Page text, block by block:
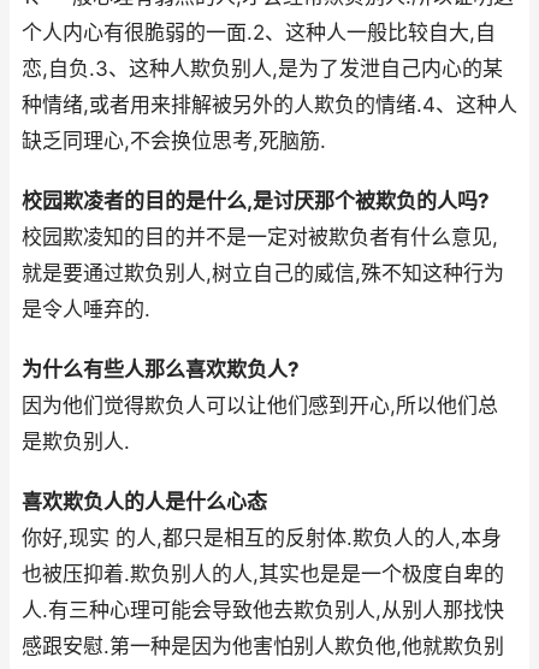
个人内心有很脆弱的一面.2、这种人一般比较自大,自
恋,自负.3、这种人欺负别人,是为了发泄自己内心的某
种情绪,或者用来排解被另外的人欺负的情绪.4、这种人
缺乏同理心,不会换位思考,死脑筋.
校园欺凌者的目的是什么,是讨厌那个被欺负的人吗?
校园欺凌知的目的并不是一定对被欺负者有什么意见,
就是要通过欺负别人,树立自己的威信,殊不知这种行为
是令人唾弃的.
为什么有些人那么喜欢欺负人?
因为他们觉得欺负人可以让他们感到开心,所以他们总
是欺负别人.
喜欢欺负人的人是什么心态
你好,现实 的人,都只是相互的反射体.欺负人的人,本身
也被压抑着.欺负别人的人,其实也是是一个极度自卑的
人.有三种心理可能会导致他去欺负别人,从别人那找快
感跟安慰.第一种是因为他害怕别人欺负他,他就欺负别